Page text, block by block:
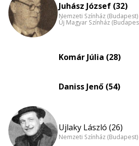
Juhász József (32)
Nemzeti Színház (Budapest)
Új Magyar Színház
Komár Júlia (28)
Daniss Jenő (54)
Ujlaky László (26)
Nemzeti Színház (Budapest)